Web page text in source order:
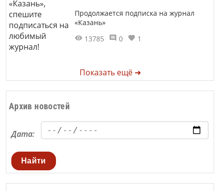
Продолжается подписка на журнал
«Казань»
13785
0 1
Показать ещё ➜
Архив новостей
Дата:
Найти